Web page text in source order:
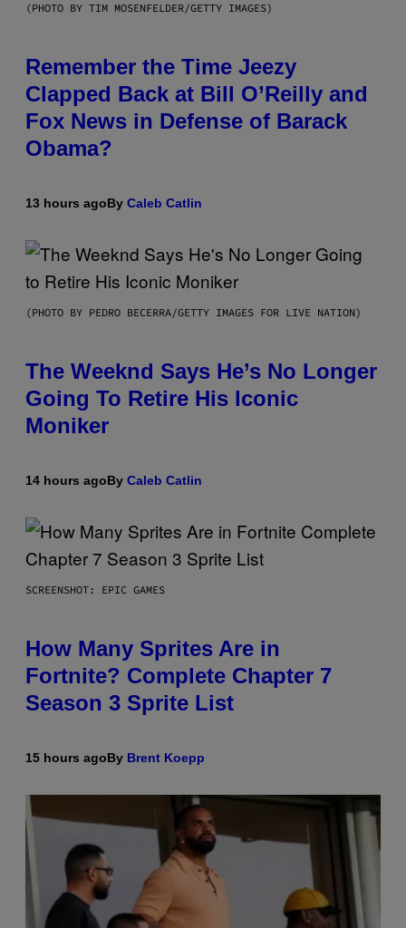
(PHOTO BY TIM MOSENFELDER/GETTY IMAGES)
Remember the Time Jeezy
Clapped Back at Bill O’Reilly and
Fox News in Defense of Barack
Obama?
13 hours agoBy Caleb Catlin
(PHOTO BY PEDRO BECERRA/GETTY IMAGES FOR LIVE NATION)
The Weeknd Says He’s No Longer
Going To Retire His Iconic
Moniker
14 hours agoBy Caleb Catlin
SCREENSHOT: EPIC GAMES
How Many Sprites Are in
Fortnite? Complete Chapter 7
Season 3 Sprite List
15 hours agoBy Brent Koepp